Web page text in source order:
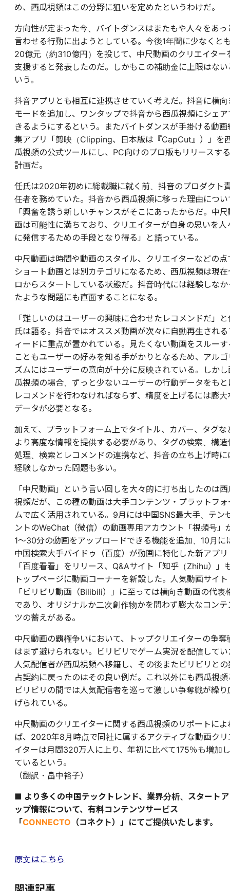
め、西瓜視頻はこの分野に狙いを定めたというわけだ。
方向性が定まった今、バイトダンスはまたもや人々をあっ
言わせる行動に出ようとしている。今後1年間に少なくと
20億元（約310億円）を投じて、中尺動画のクリエイター
支援すると発表したのだ。しかもこの補助金に上限はない
いう。
抖音アプリとも相互に連携させていく考えだ。抖音に横向
モードを追加し、ワンタップで抖音から西瓜視頻にシェア
きるようにするという。またバイトダンスが手掛ける動画
集アプリ「剪映（Clipping、日本版は『CapCut』）」を
瓜視頻の公式ツールにし、PC向けのプロ版もリリースする
計画だ。
任氏は2020年初めに総裁職に就く前、抖音のプロダクト
任者を務めていた。抖音から西瓜視頻に移った理由につい
「興奮を誘う新しいチャンスがそこにあったからだ。中尺
画は可能性に満ちており、クリエイターが自身の思いを人
に発信するための手段となり得る」と語っている。
中尺動画は時間や動画のスタイル、クリエイターなどの点
ショート動画とは別カテゴリになるため、西瓜視頻は現在
ロからスタートしている状態だ。抖音時代には経験しなか
たような問題にも直面することになる。
「難しいのはユーザーの興味に合わせたレコメンドだ」と
氏は語る。抖音ではオススメ動画が次々に自動再生される
ィードに重点が置かれている。見たくない動画をスルーす
こともユーザーの好みを知る手がかりとなるため、アルゴ
ズムにはユーザーの意向が十分に反映されている。しかし
瓜視頻の場合、ずっと少ないユーザーの行動データをもと
レコメンドを行わなければならず、精度を上げるには膨大
データが必要となる。
加えて、プラットフォーム上でタイトル、カバー、タグな
より高度な情報を提供する必要があり、タグの検索、構造
処理、検索とレコメンドの連携など、抖音の立ち上げ時に
経験しなかった問題も多い。
「中尺動画」という言い回しを大々的に打ち出したのは西
視頻だが、この種の動画は大手コンテンツ・プラットフォ
ムで広く活用されている。9月には中国SNS最大手、テン
ントのWeChat（微信）の動画専用アカウント「視頻号」
1～30分の動画をアップロードできる機能を追加、10月に
中国検索大手バイドゥ（百度）が動画に特化した新アプリ
「百度看看」をリリース、Q&Aサイト「知乎（Zhihu）」
トップページに動画コーナーを新設した。人気動画サイト
「ビリビリ動画（Bilibili）」に至っては横向き動画の代表
であり、オリジナルか二次創作物かを問わず膨大なコンテ
ツの蓄えがある。
中尺動画の覇権争いにおいて、トップクリエイターの争奪
はまず避けられない。ビリビリでゲーム実況を配信してい
人気配信者が西瓜視頻へ移籍し、その後またビリビリとの
占契約に戻ったのはその良い例だ。これ以外にも西瓜視頻
ビリビリの間では人気配信者を巡って激しい争奪戦が繰り
げられている。
中尺動画のクリエイターに関する西瓜視頻のリポートによ
ば、2020年8月時点で同社に属するアクティブな動画クリ
イターは月間320万人に上り、年初に比べて175％も増加し
ているという。
（翻訳・畠中裕子）
■ より多くの中国テックトレンド、業界分析、スタートア
ップ情報について、有料コンテンツサービス
「CONNECTO （コネクト）」にてご提供いたします。
原文はこちら